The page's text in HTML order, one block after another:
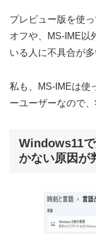
プレビュー版を使
オフや、MS-IME以
いる人に不具合が多
私も、MS-IMEは使
ーユーザーなので
Windows11
かない原因が